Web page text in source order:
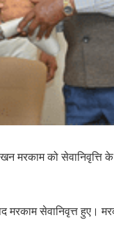
को सेवानिवृत्ति के
मरकाम सेवानिवृत्त